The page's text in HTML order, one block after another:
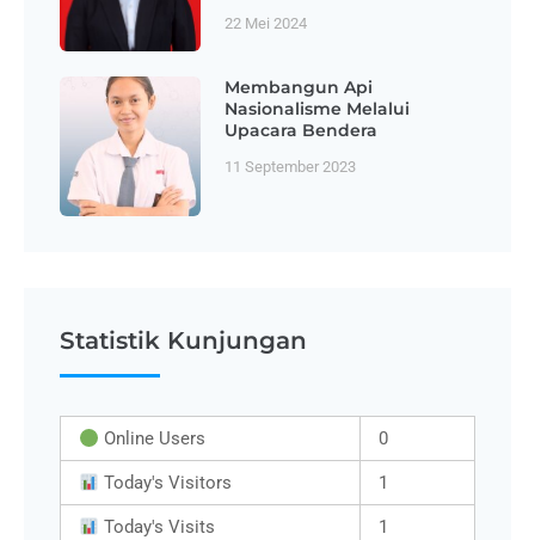
22 Mei 2024
Membangun Api
Nasionalisme Melalui
Upacara Bendera
11 September 2023
Statistik Kunjungan
Online Users 0
Today's Visitors 1
Today's Visits 1